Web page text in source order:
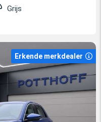
Grijs
Erkende merkdealer